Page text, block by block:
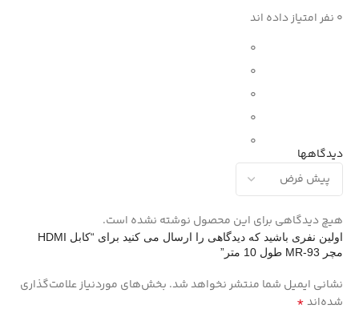
0 نفر امتیاز داده اند
0
0
0
0
0
دیدگاهها
هیچ دیدگاهی برای این محصول نوشته نشده است.
اولین نفری باشید که دیدگاهی را ارسال می کنید برای “کابل HDMI
مچر MR-93 طول 10 متر”
نشانی ایمیل شما منتشر نخواهد شد. بخش‌های موردنیاز علامت‌گذاری
شده‌اند*